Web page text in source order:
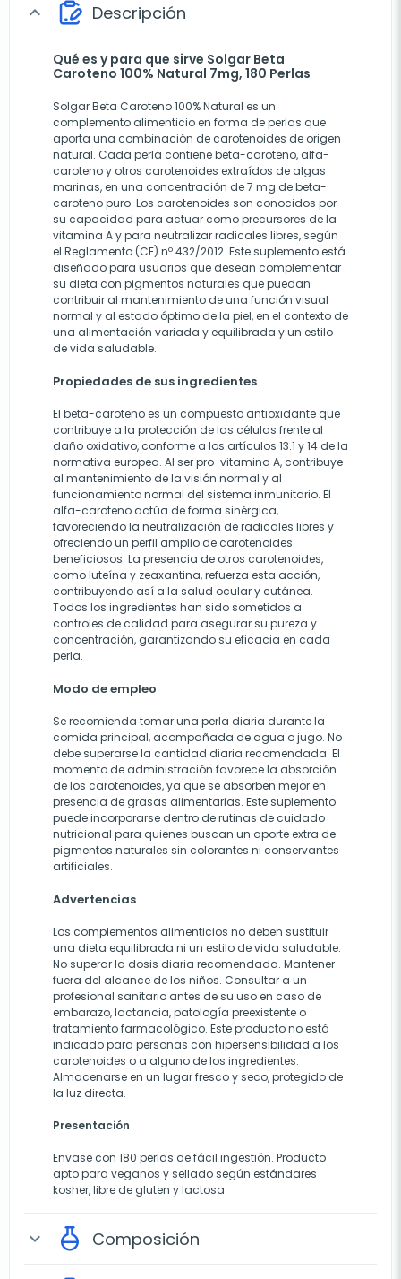
expand_more Descripción
Qué es y para que sirve Solgar Beta
Caroteno 100% Natural 7mg, 180 Perlas
Solgar Beta Caroteno 100% Natural es un
complemento alimenticio en forma de perlas que
aporta una combinación de carotenoides de origen
natural. Cada perla contiene beta-caroteno, alfa-
caroteno y otros carotenoides extraídos de algas
marinas, en una concentración de 7 mg de beta-
caroteno puro. Los carotenoides son conocidos por
su capacidad para actuar como precursores de la
vitamina A y para neutralizar radicales libres, según
el Reglamento (CE) nº 432/2012. Este suplemento está
diseñado para usuarios que desean complementar
su dieta con pigmentos naturales que puedan
contribuir al mantenimiento de una función visual
normal y al estado óptimo de la piel, en el contexto de
una alimentación variada y equilibrada y un estilo
de vida saludable.
Propiedades de sus ingredientes
El beta-caroteno es un compuesto antioxidante que
contribuye a la protección de las células frente al
daño oxidativo, conforme a los artículos 13.1 y 14 de la
normativa europea. Al ser pro-vitamina A, contribuye
al mantenimiento de la visión normal y al
funcionamiento normal del sistema inmunitario. El
alfa-caroteno actúa de forma sinérgica,
favoreciendo la neutralización de radicales libres y
ofreciendo un perfil amplio de carotenoides
beneficiosos. La presencia de otros carotenoides,
como luteína y zeaxantina, refuerza esta acción,
contribuyendo así a la salud ocular y cutánea.
Todos los ingredientes han sido sometidos a
controles de calidad para asegurar su pureza y
concentración, garantizando su eficacia en cada
perla.
Modo de empleo
Se recomienda tomar una perla diaria durante la
comida principal, acompañada de agua o jugo. No
debe superarse la cantidad diaria recomendada. El
momento de administración favorece la absorción
de los carotenoides, ya que se absorben mejor en
presencia de grasas alimentarias. Este suplemento
puede incorporarse dentro de rutinas de cuidado
nutricional para quienes buscan un aporte extra de
pigmentos naturales sin colorantes ni conservantes
artificiales.
Advertencias
Los complementos alimenticios no deben sustituir
una dieta equilibrada ni un estilo de vida saludable.
No superar la dosis diaria recomendada. Mantener
fuera del alcance de los niños. Consultar a un
profesional sanitario antes de su uso en caso de
embarazo, lactancia, patología preexistente o
tratamiento farmacológico. Este producto no está
indicado para personas con hipersensibilidad a los
carotenoides o a alguno de los ingredientes.
Almacenarse en un lugar fresco y seco, protegido de
la luz directa.
Presentación
Envase con 180 perlas de fácil ingestión. Producto
apto para veganos y sellado según estándares
kosher, libre de gluten y lactosa.
expand_more Composición